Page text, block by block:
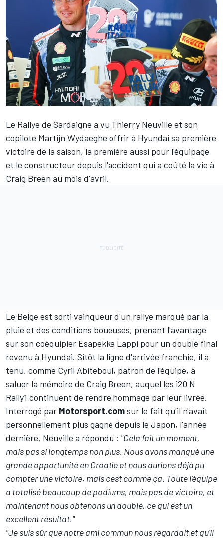
Le Rallye de Sardaigne a vu Thierry Neuville et son
copilote Martijn Wydaeghe offrir à Hyundai sa première
victoire de la saison, la première aussi pour l'équipage
et le constructeur depuis l'accident qui a coûté la vie à
Craig Breen au mois d'avril.
Le Belge est sorti vainqueur d'un rallye marqué par la
pluie et des conditions boueuses, prenant l'avantage
sur son coéquipier Esapekka Lappi pour un doublé final
revenu à Hyundai. Sitôt la ligne d'arrivée franchie, il a
tenu, comme Cyril Abiteboul, patron de l'équipe, à
saluer la mémoire de Craig Breen, auquel les i20 N
Rally1 continuent de rendre hommage par leur livrée.
Interrogé par Motorsport.comsur le fait qu'il n'avait
personnellement plus gagné depuis le Japon, l'année
dernière, Neuville a répondu : "Cela fait un moment,
mais pas si longtemps non plus. Nous avons manqué une
grande opportunité en Croatieet nous aurions déjà pu
compter une victoire, mais c'est comme ça. Toute l'équipe
a totalisé beaucoup de podiums, mais pas de victoire, et
maintenant nous obtenons un doublé, ce qui est un
excellent résultat."
"Je suis sûr que notre ami commun nous regardait et qu'il